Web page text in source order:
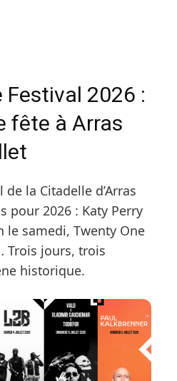
Festival 2026 :
fête à Arras
la Citadelle d’Arras
pour 2026 : Katy Perry
le samedi, Twenty One
Trois jours, trois
historique.